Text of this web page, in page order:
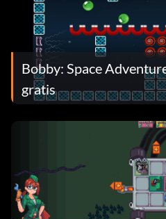
Bobby: Space
gratis